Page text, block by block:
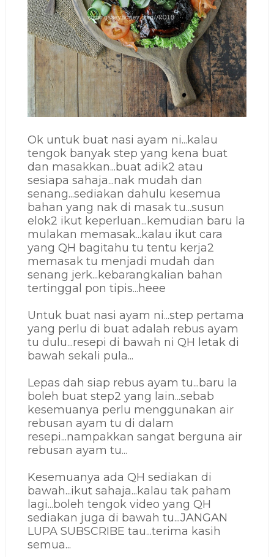
Ok untuk buat nasi ayam ni...kalau
tengok banyak step yang kena buat
dan masakkan...buat adik2 atau
sesiapa sahaja...nak mudah dan
senang...sediakan dahulu kesemua
bahan yang nak di masak tu...susun
elok2 ikut keperluan...kemudian baru la
mulakan memasak...kalau ikut cara
yang QH bagitahu tu tentu kerja2
memasak tu menjadi mudah dan
senang jerk...kebarangkalian bahan
tertinggal pon tipis...heee
Untuk buat nasi ayam ni...step pertama
yang perlu di buat adalah rebus ayam
tu dulu...resepi di bawah ni QH letak di
bawah sekali pula...
Lepas dah siap rebus ayam tu...baru la
boleh buat step2 yang lain...sebab
kesemuanya perlu menggunakan air
rebusan ayam tu di dalam
resepi...nampakkan sangat berguna air
rebusan ayam tu...
Kesemuanya ada QH sediakan di
bawah...ikut sahaja...kalau tak paham
lagi...boleh tengok video yang QH
sediakan juga di bawah tu...JANGAN
LUPA SUBSCRIBE tau...terima kasih
semua...